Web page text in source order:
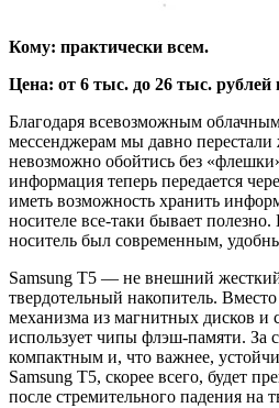
Кому: практически всем.
Цена: от 6 тыс. до 26 тыс. рублей
Благодаря всевозможным
мессенджерам мы давно перестали
невозможно обойтись без
информация теперь передается
иметь возможность хранить
носителе все-таки бывает полезно.
носитель был современным,
Samsung T5 — не внешний
твердотельный накопитель.
механизма из магнитных дисков
использует чипы флэш-памяти. За
компактным и, что важнее,
Samsung T5, скорее всего, будет
после стремительного падения на